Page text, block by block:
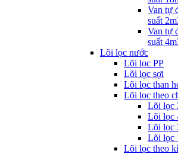
Van tự
suất
Van tự
suất
Lõi lọc nước
Lõi lọc PP
Lõi lọc sợi
Lõi lọc than
Lõi lọc theo
Lõi lọc
Lõi lọc
Lõi lọc
Lõi lọc
Lõi lọc theo